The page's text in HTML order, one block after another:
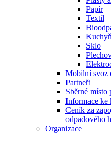
Papír
Textil
Sklo
Mobilní svoz
Partneři
Sběrné místo
Informace ke
Ceník za
odpadového
Organizace